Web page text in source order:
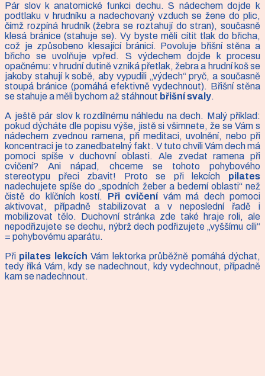
Pár slov k anatomické funkci dechu. S nádechem dojde k
podtlaku v hrudníku a nadechovaný vzduch se žene do plic,
čímž rozpíná hrudník (žebra se roztahují do stran), současně
klesá bránice (stahuje se). Vy byste měli cítit tlak do břicha,
což je způsobeno klesající bránicí. Povoluje břišní stěna a
břicho se uvolňuje vpřed. S výdechem dojde k procesu
opačnému: v hrudní dutině vzniká přetlak, žebra a hrudní koš se
jakoby stahují k sobě, aby vypudili „výdech“ pryč, a současně
stoupá bránice (pomáhá efektivně vydechnout). Břišní stěna
se stahuje a měli bychom až stáhnout břišní svaly.
A ještě pár slov k rozdílnému náhledu na dech. Malý příklad:
pokud dýcháte dle popisu výše, jistě si všimnete, že se Vám s
nádechem zvednou ramena, při meditaci, uvolnění, nebo při
koncentraci je to zanedbatelný fakt. V tuto chvíli Vám dech má
pomoci spíše v duchovní oblasti. Ale zvedat ramena při
cvičení? Ani nápad, chceme se tohoto pohybového
stereotypu přeci zbavit! Proto se při lekcích pilates
nadechujete spíše do „spodních žeber a bederní oblasti“ než
čistě do klíčních kostí. Při cvičenívám má dech pomoci
aktivovat, případně stabilizovat a v neposlední řadě i
mobilizovat tělo. Duchovní stránka zde také hraje roli, ale
nepodřizujete se dechu, nýbrž dech podřizujete „vyššímu cíli“
= pohybovému aparátu.
Při pilates lekcích Vám lektorka průběžně pomáhá dýchat,
tedy říká Vám, kdy se nadechnout, kdy vydechnout, případně
kam se nadechnout.